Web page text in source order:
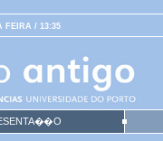
FEIRA / 13:35